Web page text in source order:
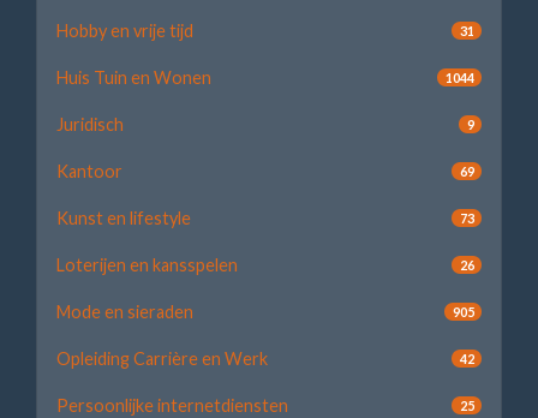
Hobby en vrije tijd 31
Huis Tuin en Wonen 1044
Juridisch 9
Kantoor 69
Kunst en lifestyle 73
Loterijen en kansspelen 26
Mode en sieraden 905
Opleiding Carrière en Werk 42
Persoonlijke internetdiensten 25